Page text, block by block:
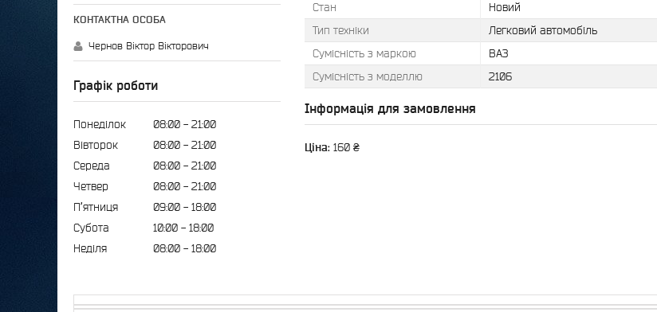
Стан
Новий
Тип техніки
Легковий автомобіль
Сумісність з маркою
ВАЗ
Сумісність з моделлю
2106
Інформація для замовлення
Ціна: 160 ₴
Чернов Віктор Вікторович
Графік роботи
Понеділок 08:00
21:00
Вівторок
08:00
21:00
Середа
08:00
21:00
Четвер
08:00
21:00
Пʼятниця
09:00
18:00
Субота
10:00
18:00
Неділя
08:00 18:00